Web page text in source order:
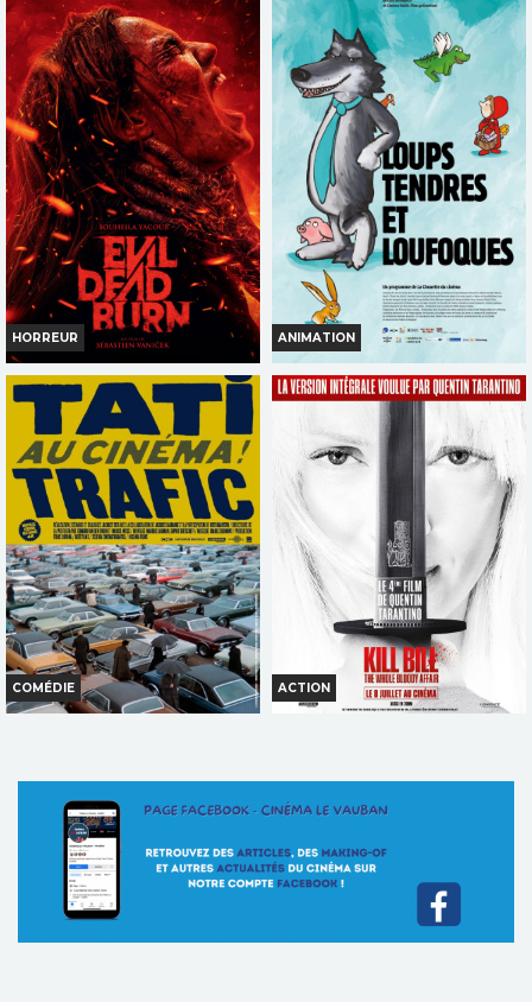
Horaires et Infos
Bande-annonce
TOUT PUBLIC
Horaires et Infos
Bande-annonce
TOUT PUBLIC
HORREUR
EVIL DEAD BURN
Horaires et Infos
Bande-annonce
INT. -16ans
ANIMATION
LOUPS TENDRES ET
LOUFOQUES
Horaires et Infos
TOUT PUBLIC
COMÉDIE
Horaires et Infos
Bande-annonce
TOUT PUBLIC
ACTION